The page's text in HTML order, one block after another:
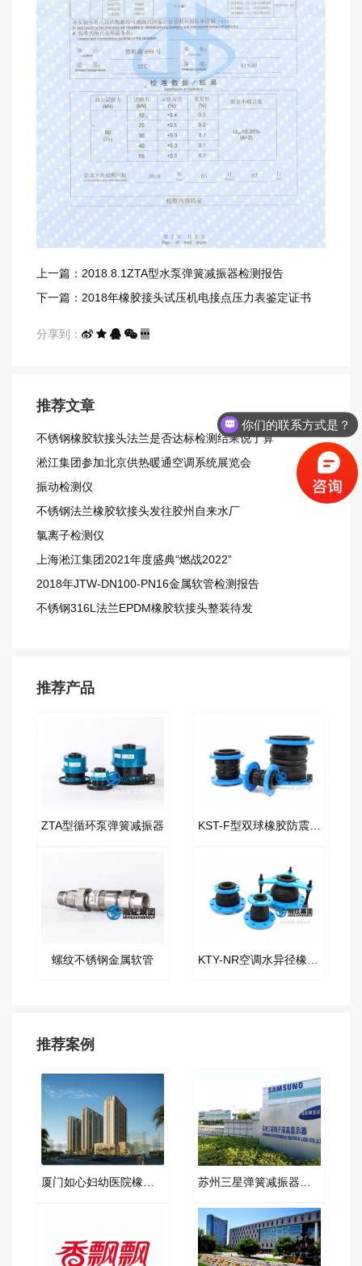
上一篇：​2018.8.1ZTA型水泵弹簧减振器检测报告
下一篇：2018年橡胶接头试压机电接点压力表鉴定证书
分享到：
推荐文章
不锈钢橡胶软接头法兰是否达标检测结果说了算
淞江集团参加北京供热暖通空调系统展览会
振动检测仪
不锈钢法兰橡胶软接头发往胶州自来水厂
氯离子检测仪
上海淞江集团2021年度盛典“燃战2022”
2018年JTW-DN100-PN16金属软管检测报告
不锈钢316L法兰EPDM橡胶软接头整装待发
推荐产品
ZTA型循环泵弹簧减振器 KST-F型双球橡胶防震接头
螺纹不锈钢金属软管 KTY-NR空调水异径橡胶接头
推荐案例
厦门如心妇幼医院橡胶软接头项目 苏州三星弹簧减振器项目案例
你们的联系方式是？